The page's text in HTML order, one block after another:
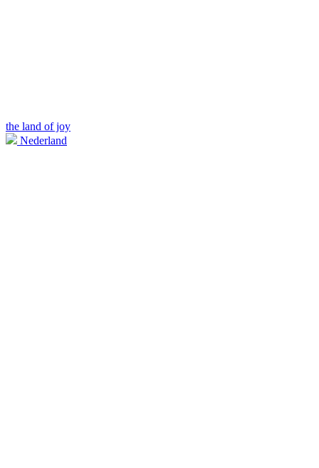
the land of joy
Nederland